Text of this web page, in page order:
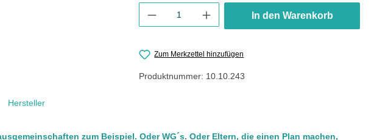
In den Warenkorb
Zum Merkzettel hinzufügen
Produktnummer: 10.10.243
Hersteller
zum Beispiel. Oder WG´s. Oder Eltern, die einen Plan machen,